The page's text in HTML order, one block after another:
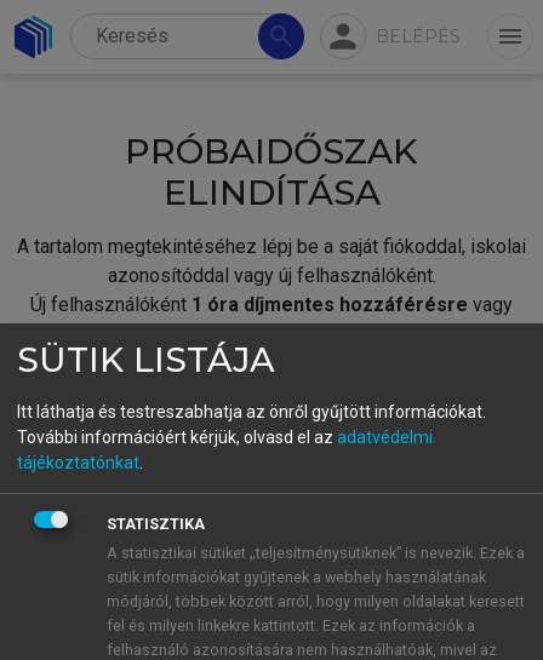
search person BELÉPÉS menu
PRÓBAIDŐSZAK
ELINDÍTÁSA
A tartalom megtekintéséhez lépj be a saját fiókoddal, iskolai
azonosítóddal vagy új felhasználóként.
Új felhasználóként 1 óra díjmentes hozzáférésre vagy
fiókoddal,vagy hozz létre új fiókot.
A regisztráció után apróbaidőszakautomatikusan
BELÉPÉS SAJÁT FIÓKKAL
ÚJ FIÓK LÉTREHOZÁSA
1 óra díjmentes hozzáférés
SÜTIK LISTÁJA
Itt láthatja és testreszabhatja az önről gyűjtött információkat.
További információért kérjük, olvasd el az adatvédelmi
tájékoztatónkat
STATISZTIKA
A statisztikai sütiket „teljesítménysütiknek” is nevezik. Ezek a
sütik információkat gyűjtenek a webhely használatának
módjáról, többek között arról, hogy milyen oldalakat keresett
fel és milyen linkekre kattintott. Ezek az információk a
felhasználó azonosítására nem használhatóak, mivel az